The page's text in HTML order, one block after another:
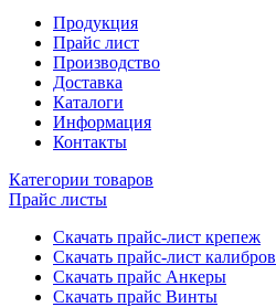
Продукция
Прайс лист
Производство
Доставка
Каталоги
Информация
Контакты
Категории товаров
Прайс листы
Скачать прайс-лист крепеж
Скачать прайс-лист
Скачать прайс Анкеры
Скачать прайс Винты